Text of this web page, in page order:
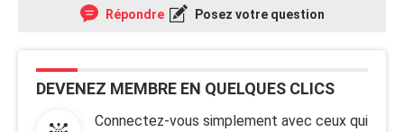
Répondre Posez votre question
DEVENEZ MEMBRE EN QUELQUES CLICS
Connectez-vous simplement avec ceux qui